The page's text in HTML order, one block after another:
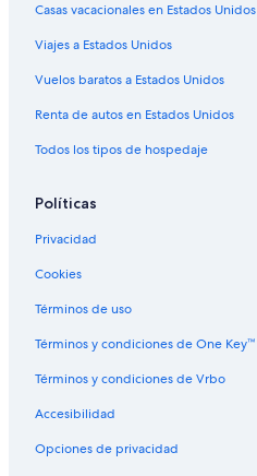
Casas vacacionales en Estados Unidos
Viajes a Estados Unidos
Vuelos baratos a Estados Unidos
Renta de autos en Estados Unidos
Todos los tipos de hospedaje
Políticas
Privacidad
Cookies
Términos de uso
Términos y condiciones de One Key™
Términos y condiciones de Vrbo
Accesibilidad
Opciones de privacidad